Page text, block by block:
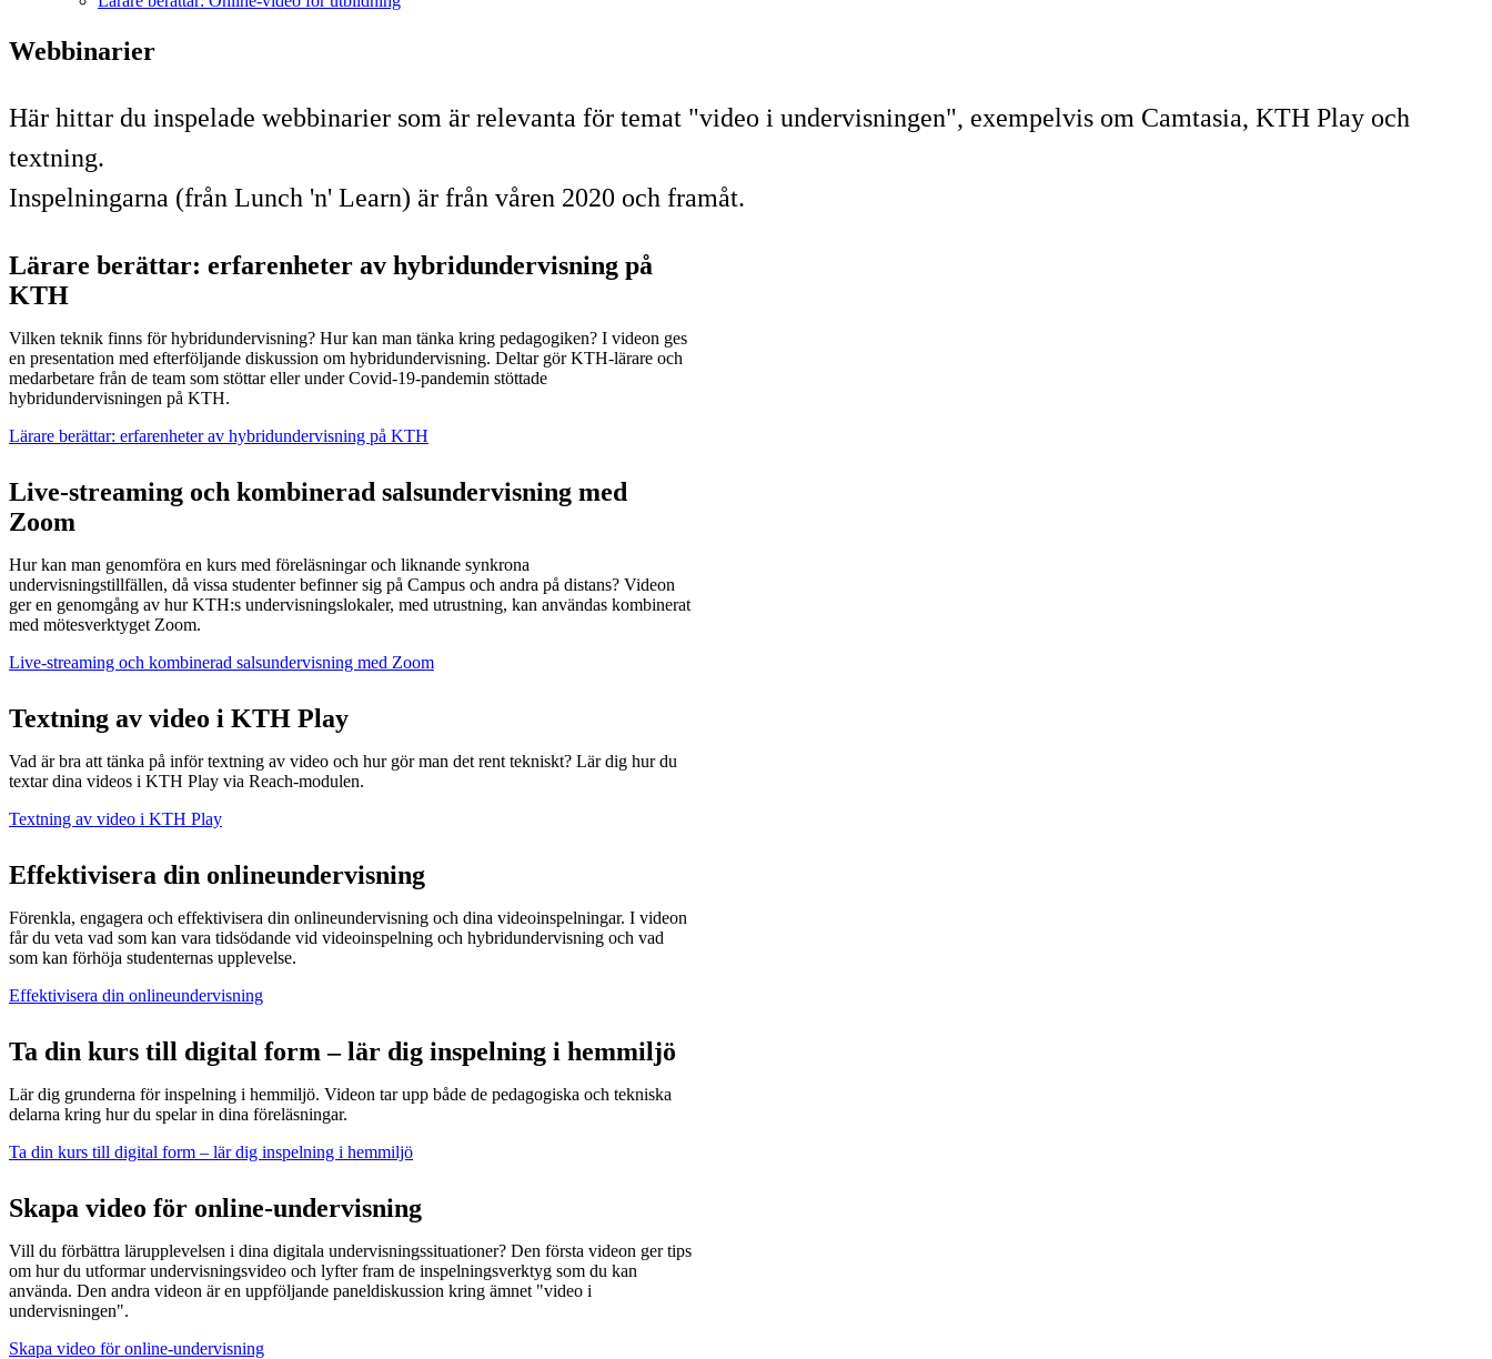
Webbinarier
Här hittar du inspelade webbinarier som är relevanta för temat "video i undervisningen", exempelvis om Camtasia, KTH Play och
textning.
Inspelningarna (från Lunch 'n' Learn) är från våren 2020 och framåt.
Lärare berättar: erfarenheter av hybridundervisning på
KTH
Vilken teknik finns för hybridundervisning? Hur kan man tänka kring pedagogiken? I videon ges
en presentation med efterföljande diskussion om hybridundervisning. Deltar gör KTH-lärare och
medarbetare från de team som stöttar eller under Covid-19-pandemin stöttade
hybridundervisningen på KTH.
Lärare berättar: erfarenheter av hybridundervisning på KTH
Live-streaming och kombinerad salsundervisning med
Zoom
Hur kan man genomföra en kurs med föreläsningar och liknande synkrona
undervisningstillfällen, då vissa studenter befinner sig på Campus och andra på distans? Videon
ger en genomgång av hur KTH:s undervisningslokaler, med utrustning, kan användas kombinerat
med mötesverktyget Zoom.
Live-streaming och kombinerad salsundervisning med Zoom
Textning av video i KTH Play
Vad är bra att tänka på inför textning av video och hur gör man det rent tekniskt? Lär dig hur du
textar dina videos i KTH Play via Reach-modulen.
Textning av video i KTH Play
Effektivisera din onlineundervisning
Förenkla, engagera och effektivisera din onlineundervisning och dina videoinspelningar. I videon
får du veta vad som kan vara tidsödande vid videoinspelning och hybridundervisning och vad
som kan förhöja studenternas upplevelse.
Effektivisera din onlineundervisning
Ta din kurs till digital form – lär dig inspelning i hemmiljö
Lär dig grunderna för inspelning i hemmiljö. Videon tar upp både de pedagogiska och tekniska
delarna kring hur du spelar in dina föreläsningar.
Ta din kurs till digital form – lär dig inspelning i hemmiljö
Skapa video för online-undervisning
Vill du förbättra lärupplevelsen i dina digitala undervisningssituationer? Den första videon ger tips
om hur du utformar undervisningsvideo och lyfter fram de inspelningsverktyg som du kan
använda. Den andra videon är en uppföljande paneldiskussion kring ämnet "video i
undervisningen".
Skapa video för online-undervisning